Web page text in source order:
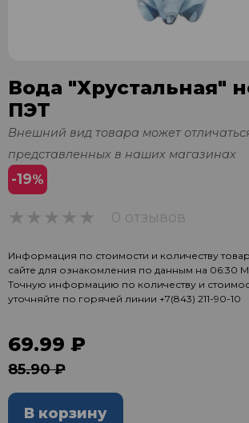
Вода "Хрустальная"
ПЭТ
Внешний вид товара может
представленных в наших магазинах
-19%
0 отзывов
Информация по стоимости и количеству
сайте для ознакомления по данным на 06:30
Точную информацию по количеству и
уточняйте по горячей линии +7(843) 211-90-10
69.99 ₽
85.90 ₽
В корзину